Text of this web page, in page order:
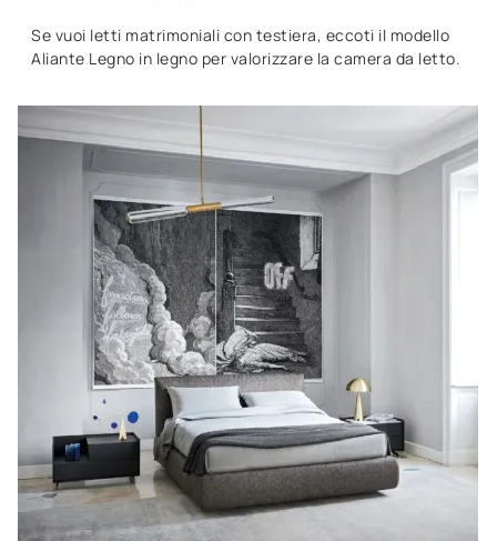
Se vuoi letti matrimoniali con testiera, eccoti il modello
Aliante Legno in legno per valorizzare la camera da letto.